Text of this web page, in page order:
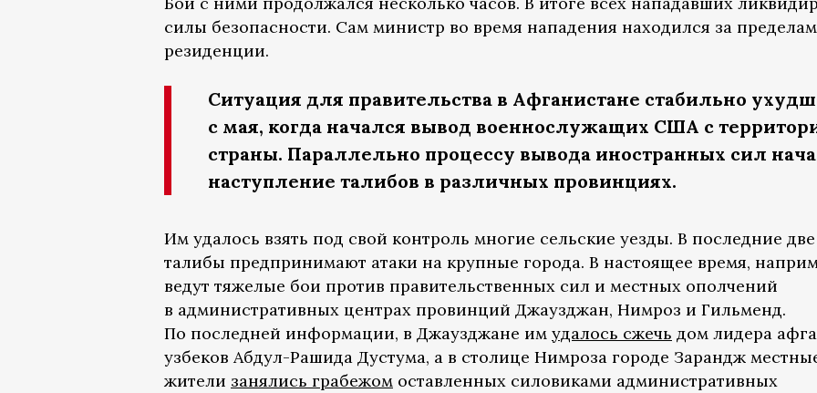
силы безопасности. Сам министр во время нападения находился за
резиденции.
Ситуация для правительства в Афганистане стабильно
с мая, когда начался вывод военнослужащих США с
страны. Параллельно процессу вывода иностранных сил
наступление талибов в различных провинциях.
Им удалось взять под свой контроль многие сельские уезды. В последние
талибы предпринимают атаки на крупные города. В настоящее время,
ведут тяжелые бои против правительственных сил и местных ополчений
в административных центрах провинций Джаузджан, Нимроз и Гильменд.
По последней информации, в Джаузджане им удалось сжечь дом лидера
узбеков Абдул-Рашида Дустума, а в столице Нимроза городе Зарандж
жители занялись грабежом оставленных силовиками административных